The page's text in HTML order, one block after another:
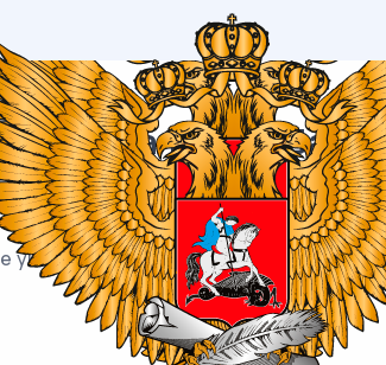
ЕГЭ / База
укажите меньший из них.